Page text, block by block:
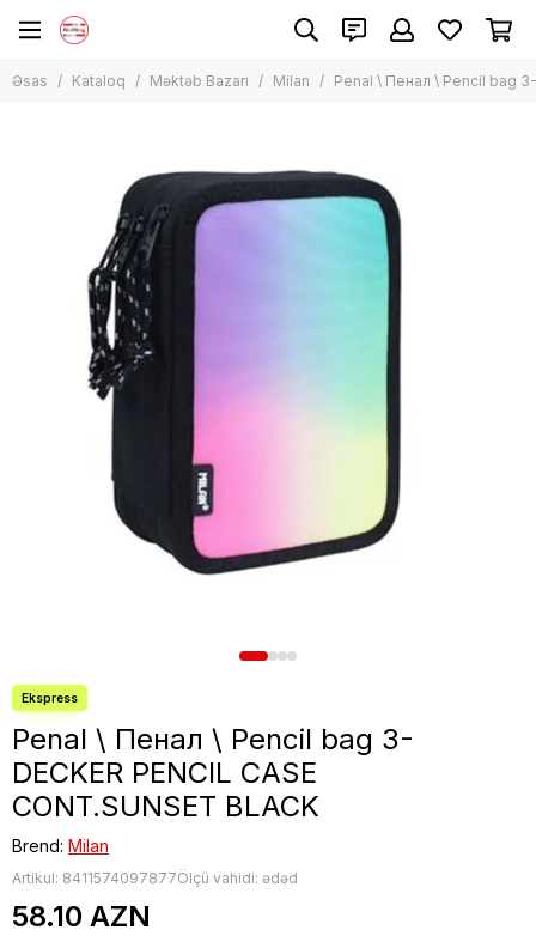
Məktəb Bazarı
İdman çantaları
Termos və yemək qabı
Karandaşlar
Dəftərlər
Qələmyonan və pozan
Flomasterlər
Rəssamlıq
Digər ləvazimatlar
Kitab, sənəd üzlükləri
Əsas Kataloq Məktəb Bazarı Milan Penal \ Пенал \ Pencil bag 3-
Penal \ Пенал \ Pencil bag 3-
DECKER PENCIL CASE
CONT.SUNSET BLACK
Brend: Milan
Artikul: 8411574097877Ölçü vahidi: ədəd
58.10 AZN